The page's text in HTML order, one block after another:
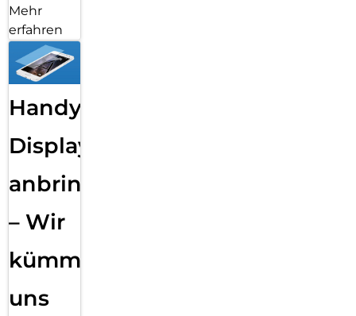
Mehr
erfahren
Handy
Displayfolie
anbringen
– Wir
kümmern
uns